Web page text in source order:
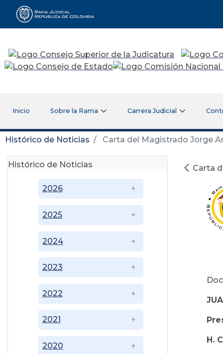
Rama Judicial
Inicio Sobre la Rama Carrera Judicial
Histórico de Noticias Carta del Magistrado Jorge
Histórico de Noticias
2020
2021
2022
2023
2024
2025
2026
Carta
H.